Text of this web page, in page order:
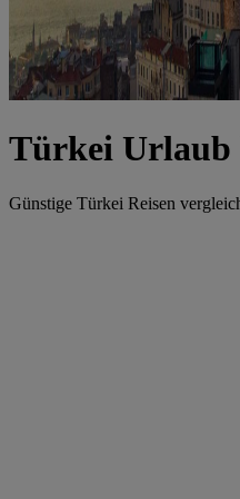
Türkei Urlaub
Günstige Türkei Reisen